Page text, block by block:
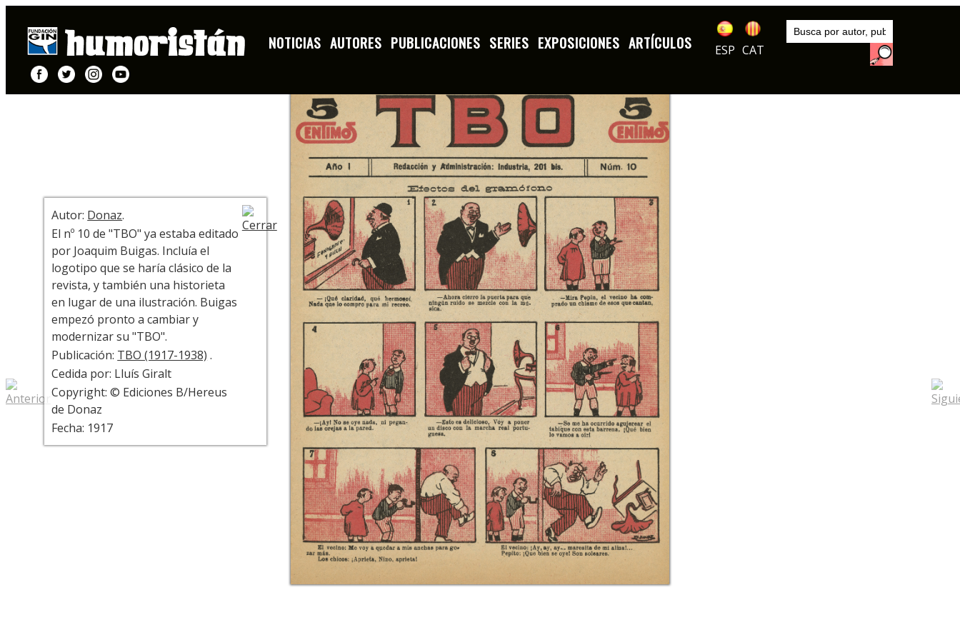
NOTICIAS AUTORES PUBLICACIONES SERIES EXPOSICIONES ARTÍCULOS ESP CAT
Exposiciones
TBO: Cien años de historia
+ INFO
Autor: Donaz.
El nº 10 de "TBO" ya estaba editado
por Joaquim Buigas. Incluía el
logotipo que se haría clásico de la
revista, y también una historieta
en lugar de una ilustración. Buigas
empezó pronto a cambiar y
modernizar su "TBO".
Publicación: TBO (1917-1938) .
Cedida por: Lluís Giralt
Copyright: © Ediciones B/Hereus
de Donaz
Fecha: 1917